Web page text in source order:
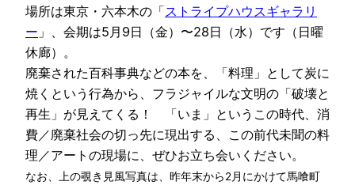
場所は東京・六本木の「ストライプハウスギャラリ
ー 」、会期は5月9日（金）〜28日（水）です（日曜
休廊）。
廃棄された百科事典などの本を、「料理」として炭に
焼くという行為から、フラジャイルな文明の「破壊と
再生」が見えてくる！ 「いま」というこの時代、消
費／廃棄社会の切っ先に現出する、この前代未聞の料
理／アートの現場に、ぜひお立ち会いください。
なお、上の覗き見風写真は、昨年末から2月にかけて馬喰町